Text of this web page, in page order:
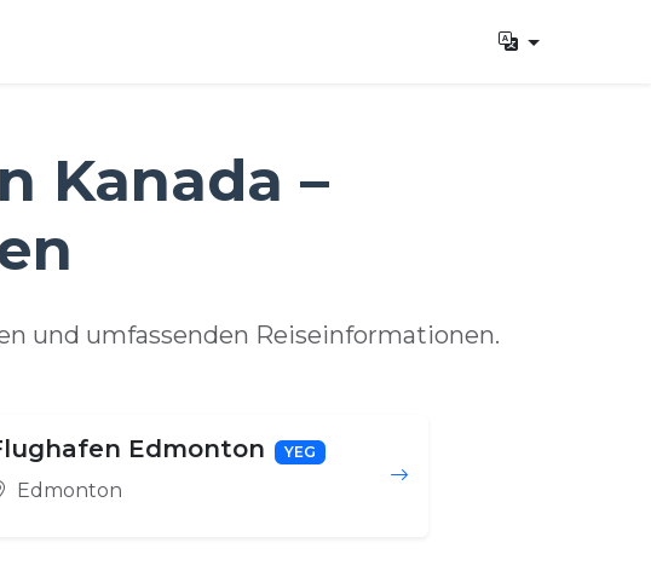
Kanada –
und umfassenden Reiseinformationen.
Edmonton YEG
Edmonton